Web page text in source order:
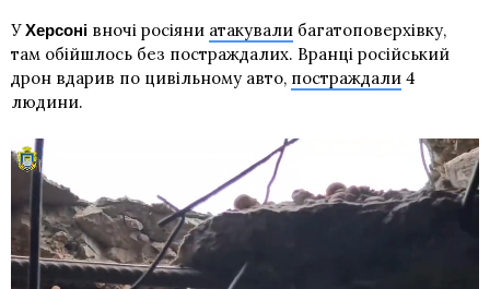
УХерсоні вночі росіяни атакували багатоповерхівку,
там обійшлось без постраждалих. Вранці російський
дрон вдарив по цивільному авто, постраждали 4
людини.